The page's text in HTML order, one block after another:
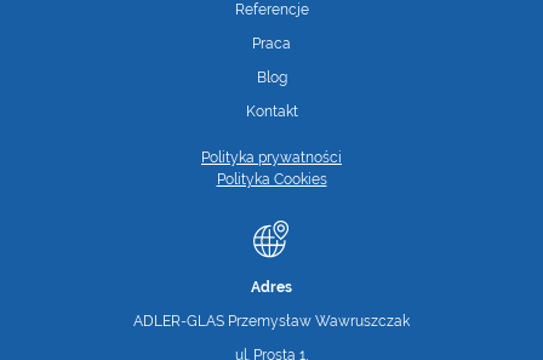
Referencje
Praca
Blog
Kontakt
Polityka prywatności
Polityka Cookies
Adres
ADLER-GLAS Przemysław Wawruszczak
ul. Prosta 1,